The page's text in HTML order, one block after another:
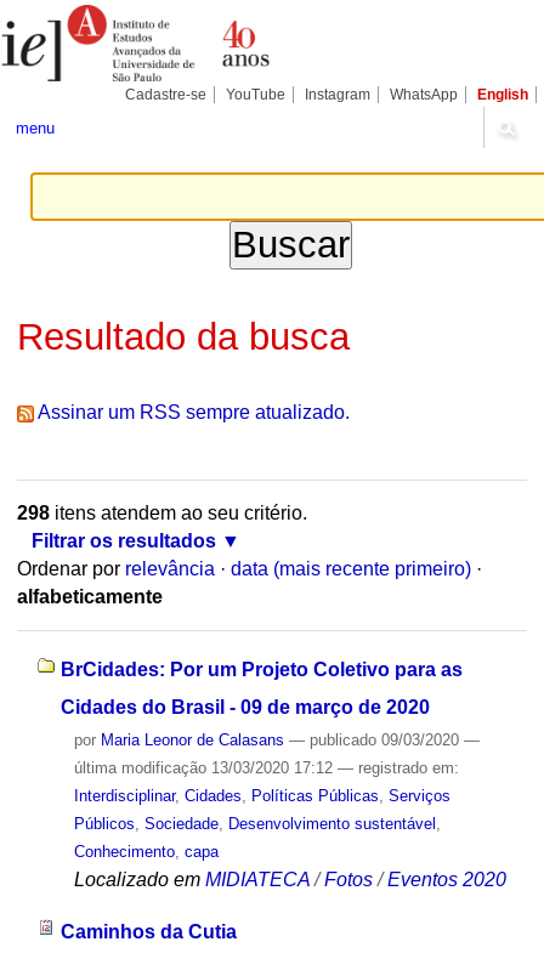
para
conteúdo.
Pessoais
Cadastre-se YouTube Instagram WhatsApp English
menu
Resultado da busca
Assinar um RSS sempre atualizado.
298itens atendem ao seu critério.
Filtrar os resultados
Ordenar por relevância · data (mais recente primeiro) ·
alfabeticamente
BrCidades: Por um Projeto Coletivo para as
Cidades do Brasil - 09 de março de 2020
por Maria Leonor de Calasans — publicado09/03/2020 —
última modificação13/03/2020 17:12 — registrado em:
Interdisciplinar, Cidades Políticas Públicas Serviços
Públicos Sociedade, Desenvolvimento sustentável
Conhecimento, capa
Localizado em MIDIATECA /Fotos /Eventos 2020
Caminhos da Cutia